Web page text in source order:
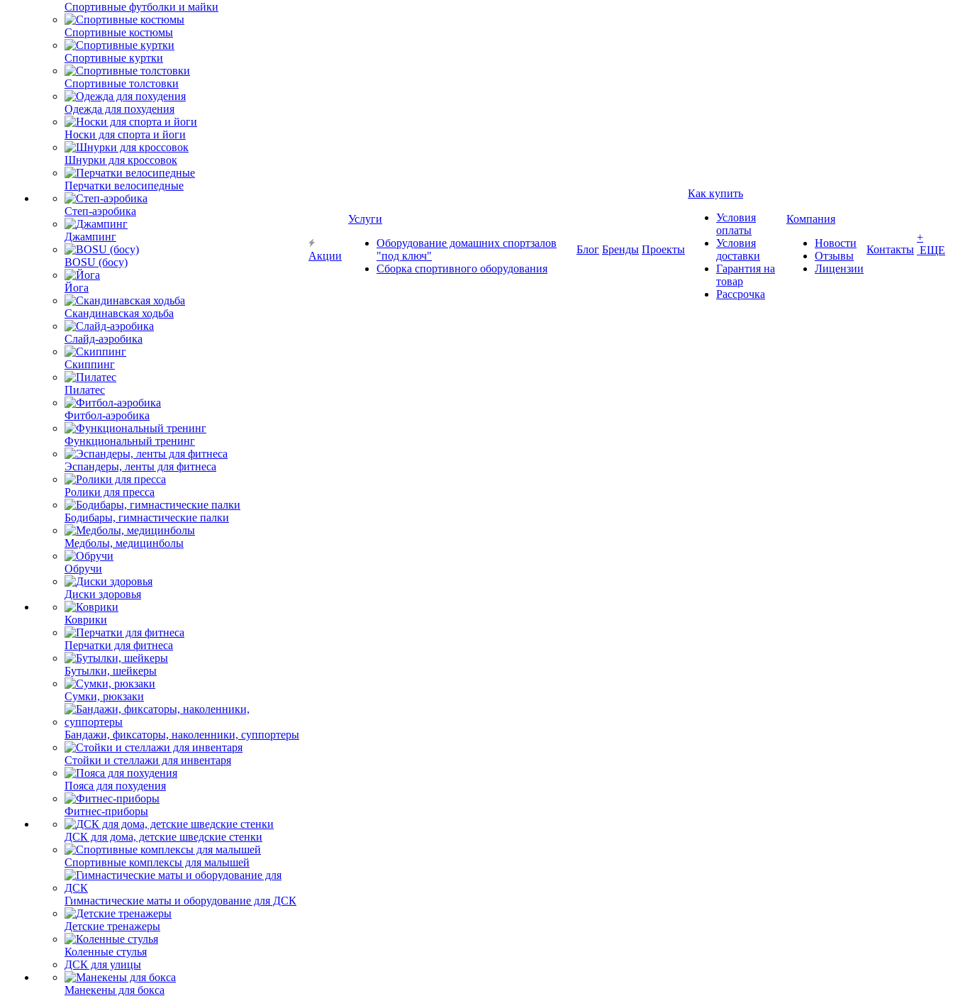
Спортивные футболки и майки
Спортивные костюмы
Спортивные куртки
Спортивные толстовки
Одежда для похудения
Носки для спорта и йоги
Шнурки для кроссовок
Перчатки велосипедные
Степ-аэробика
Джампинг
BOSU (босу)
Йога
Скандинавская ходьба
Слайд-аэробика
Скиппинг
Пилатес
Фитбол-аэробика
Функциональный тренинг
Эспандеры, ленты для фитнеса
Ролики для пресса
Бодибары, гимнастические палки
Медболы, медицинболы
Обручи
Диски здоровья
Коврики
Перчатки для фитнеса
Бутылки, шейкеры
Сумки, рюкзаки
Бандажи, фиксаторы, наколенники, суппортеры
Стойки и стеллажи для инвентаря
Пояса для похудения
Фитнес-приборы
ДСК для дома, детские шведские стенки
Спортивные комплексы для малышей
Гимнастические маты и оборудование для ДСК
Детские тренажеры
Коленные стулья
ДСК для улицы
Манекены для бокса
Акции
Услуги
Оборудование домашних спортзалов
"под ключ"
Сборка спортивного оборудования
Блог Бренды Проекты
Как купить
Условия
оплаты
Условия
доставки
Гарантия на
товар
Рассрочка
Компания
Новости
Отзывы
Лицензии
Контакты
+
ЕЩЕ